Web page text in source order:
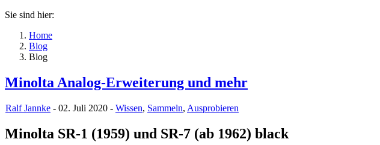
Sie sind hier:
Home
Blog
Blog
Minolta Analog-Erweiterung und mehr
Ralf Jannke - 02. Juli 2020 - Wissen, Sammeln, Ausprobieren
Minolta SR-1 (1959) und SR-7 (ab 1962) black